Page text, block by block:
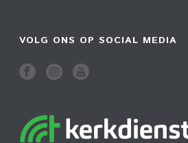
VOLG ONS OP SOCIAL MEDIA